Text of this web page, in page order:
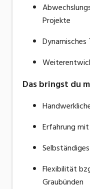
Projekte
Das bringst du
Erfahrung
Flexibilität
Graubünden